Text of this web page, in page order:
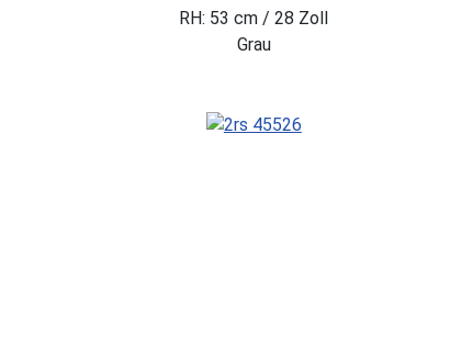
RH: 53 cm / 28 Zoll
Grau